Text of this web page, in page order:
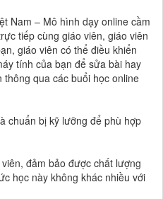
Nam – Mô hình dạy online cầm
tiếp cùng giáo viên, giáo viên
giáo viên có thể điều khiển
tính của bạn để sửa bài hay
qua các buổi học online
chuẩn bị kỹ lưỡng để phù hợp
đảm bảo được chất lượng
học này không khác nhiều với